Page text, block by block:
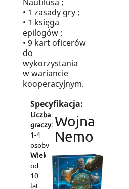
• 1 zasady gry ;
• 1 księga
epilogów ;
• 9 kart oficerów
do
wykorzystania
w wariancie
kooperacyjnym.
Specyfikacja:
Liczba
graczy:
1-4
osoby
Wiek
od
10
lat
Wojna
Nemo